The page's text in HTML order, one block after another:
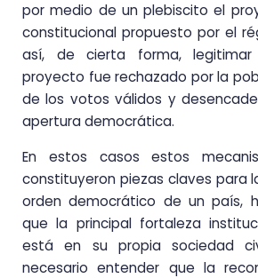
por medio de un plebiscito el
constitucional propuesto por el
así, de cierta forma,
proyecto fue rechazado por la
de los votos válidos y
apertura democrática.
En estos casos estos
constituyeron piezas claves para
orden democrático de un país,
que la principal fortaleza
está en su propia sociedad
necesario entender que la